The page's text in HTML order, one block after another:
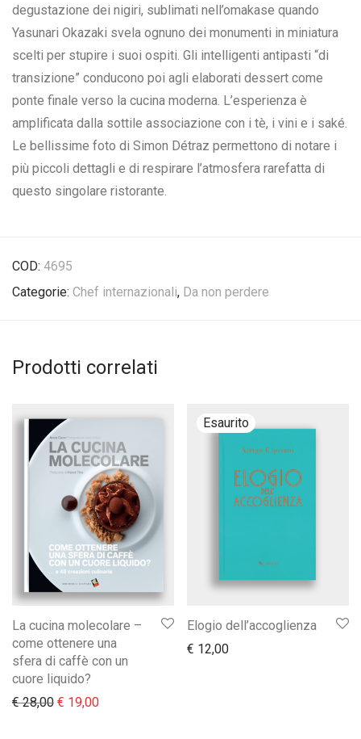
degustazione dei nigiri, sublimati nell’omakase quando
Yasunari Okazaki svela ognuno dei monumenti in miniatura
scelti per stupire i suoi ospiti. Gli intelligenti antipasti “di
transizione” conducono poi agli elaborati dessert come
ponte finale verso la cucina moderna. L’esperienza è
amplificata dalla sottile associazione con i tè, i vini e i saké.
Le bellissime foto di Simon Détraz permettono di notare i
più piccoli dettagli e di respirare l’atmosfera rarefatta di
questo singolare ristorante.
COD: 4695
Categorie: Chef internazionali, Da non perdere
Prodotti correlati
La cucina molecolare –
come ottenere una
sfera di caffè con un
cuore liquido?
€28,00 Il prezzo originale era: € 28,00.
€ 19,00Il prezzo attuale è: € 19,00.
Elogio dell’accoglienza
€ 12,00